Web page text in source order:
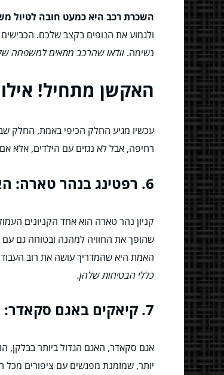
השכרת רכב היא כמעט חובה לטיול
ולגמוע את הנופים בקצב שלכם.
נשימה. וודאו שהרכב מתאים למשפחה
האקשן מתחיל!
עכשיו מגיע החלק הכיפי באמת, החלק
רחיפה, אבל לא נגזים עם הילדים, אלא
6. רפטינג בנהר טארה: האם זה באמת למשפחות?
קניון נהר טארה הוא אחד הקניונים
האמת היא שהמדריך עושה את רוב
כללי הבטיחות שלהן.
7. קיאקים באגם סקאדר: שקט, שלווה וחיות בר
אגם סקאדר, האגם הגדול ביותר בבלקן,
יותר, שמזמנת מפגשים עם ציפורים